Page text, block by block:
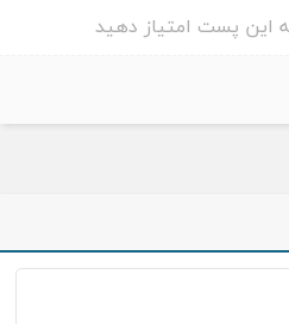
این پست امتیاز دهید